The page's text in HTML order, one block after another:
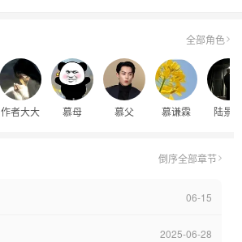
全部角色
作者大大 慕母 慕父 慕谦霖 陆景柠
倒序全部章节
06-15
2025-06-28